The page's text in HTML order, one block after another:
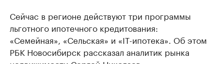
Сейчас в регионе действуют три программы
льготного ипотечного кредитования:
«Семейная», «Сельская» и «IT-ипотека». Об этом
РБК Новосибирск рассказал аналитик рынка